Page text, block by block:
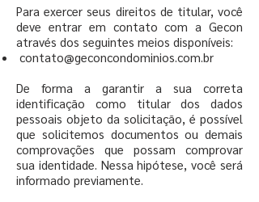
Para exercer seus direitos de titular, você
deve entrar em contato com a Gecon
através dos seguintes meios disponíveis:
contato@geconcondominios.com.br
De forma a garantir a sua correta
identificação como titular dos dados
pessoais objeto da solicitação, é possível
que solicitemos documentos ou demais
comprovações que possam comprovar
sua identidade. Nessa hipótese, você será
informado previamente.